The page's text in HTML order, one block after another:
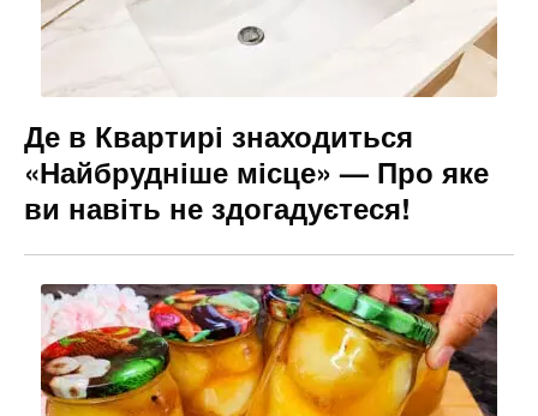
Де в Квартирі знаходиться
«Найбрудніше місце» — Про яке
ви навіть не здогадуєтеся!